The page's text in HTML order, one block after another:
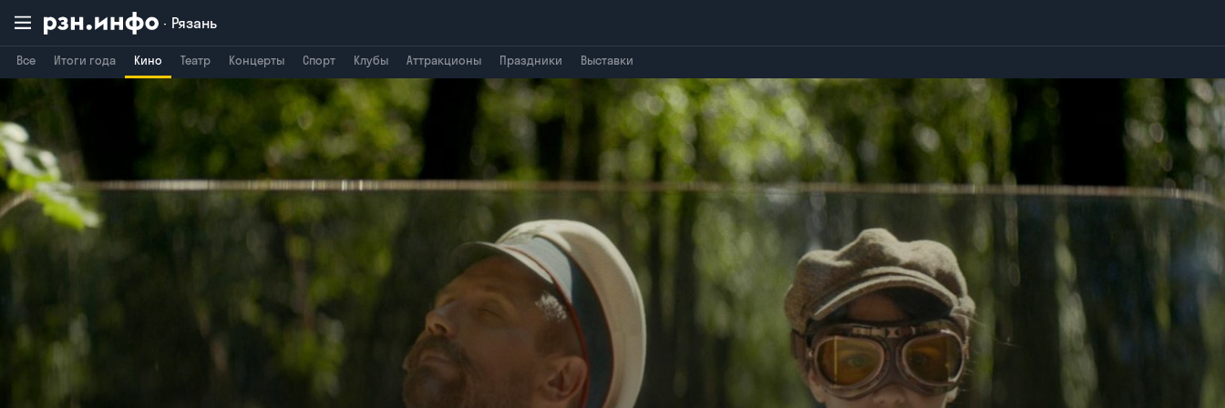
Рязань
Все Итоги года Кино Театр Концерты Спорт Клубы Аттракционы Праздники Выставки